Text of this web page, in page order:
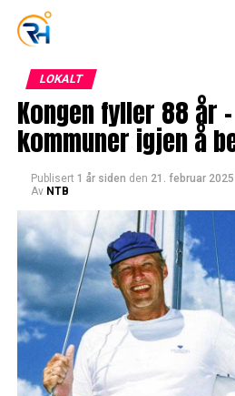
LOKALT
Kongen fyller 88 år
kommuner igjen å
Publisert 1 år siden den 21. februar 2025
Av NTB